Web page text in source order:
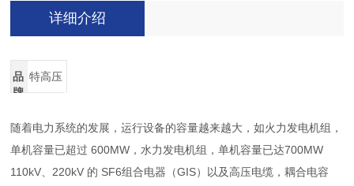
详细介绍
品
牌
特高压
随着电力系统的发展，运行设备的容量越来越大，如火力发电机组，
单机容量已超过 600MW，水力发电机组，单机容量已达700MW
110kV、220kV 的 SF6组合电器（GIS）以及高压电缆，耦合电容